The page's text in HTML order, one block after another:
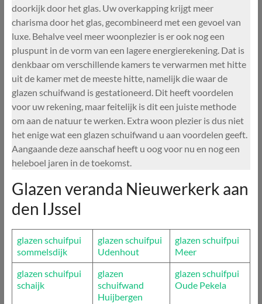
doorkijk door het glas. Uw overkapping krijgt meer
charisma door het glas, gecombineerd met een gevoel van
luxe. Behalve veel meer woonplezier is er ook nog een
pluspunt in de vorm van een lagere energierekening. Dat is
denkbaar om verschillende kamers te verwarmen met hitte
uit de kamer met de meeste hitte, namelijk die waar de
glazen schuifwand is gestationeerd. Dit heeft voordelen
voor uw rekening, maar feitelijk is dit een juiste methode
om aan de natuur te werken. Extra woon plezier is dus niet
het enige wat een glazen schuifwand u aan voordelen geeft.
Aangaande deze aanschaf heeft u oog voor nu en nog een
heleboel jaren in de toekomst.
Glazen veranda Nieuwerkerk aan
den IJssel
glazen schuifpui
sommelsdijk
glazen schuifpui
Udenhout
glazen schuifpui
Meer
glazen schuifpui
schaijk
glazen
schuifwand
Huijbergen
glazen schuifpui
Oude Pekela